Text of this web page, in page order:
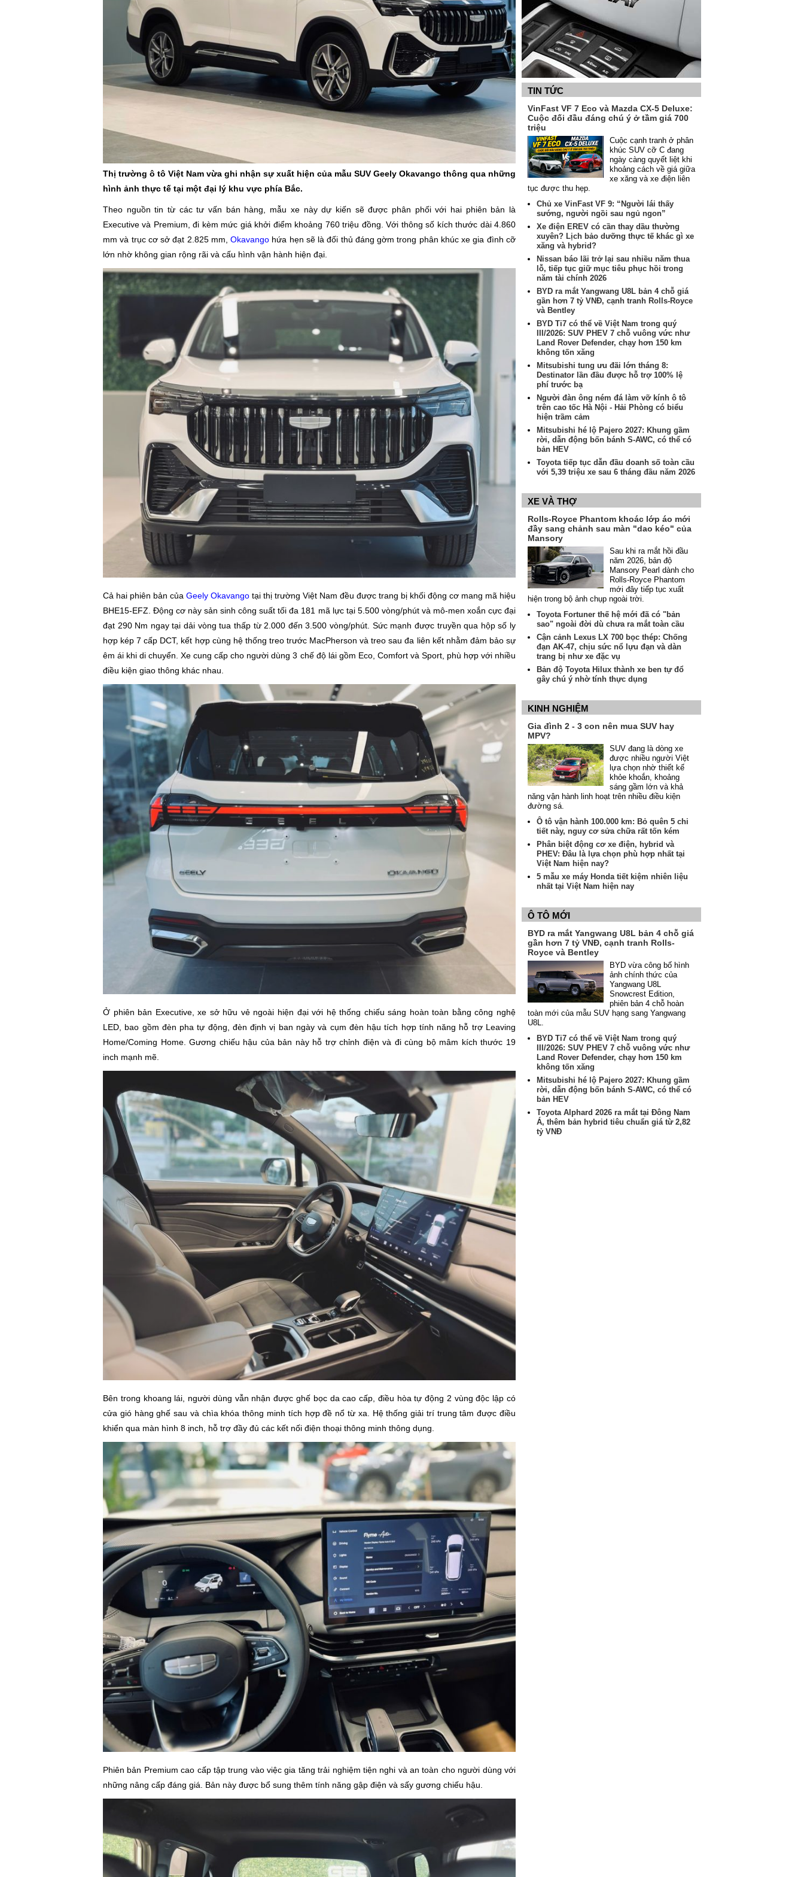
Thị trường ô tô Việt Nam vừa ghi nhận sự xuất hiện của mẫu SUV Geely Okavango thông qua những
hình ảnh thực tế tại một đại lý khu vực phía Bắc.
Theo nguồn tin từ các tư vấn bán hàng, mẫu xe này dự kiến sẽ được phân phối với hai phiên bản là
Executive và Premium, đi kèm mức giá khởi điểm khoảng 760 triệu đồng. Với thông số kích thước dài 4.860
mm và trục cơ sở đạt 2.825 mm,Okavango hứa hẹn sẽ là đối thủ đáng gờm trong phân khúc xe gia đình cỡ
lớn nhờ không gian rộng rãi và cấu hình vận hành hiện đại.
Cả hai phiên bản của Geely Okavango tại thị trường Việt Nam đều được trang bị khối động cơ mang mã hiệu
BHE15-EFZ. Động cơ này sản sinh công suất tối đa 181 mã lực tại 5.500 vòng/phút và mô-men xoắn cực đại
đạt 290 Nm ngay tại dải vòng tua thấp từ 2.000 đến 3.500 vòng/phút. Sức mạnh được truyền qua hộp số ly
hợp kép 7 cấp DCT, kết hợp cùng hệ thống treo trước MacPherson và treo sau đa liên kết nhằm đảm bảo sự
êm ái khi di chuyển. Xe cung cấp cho người dùng 3 chế độ lái gồm Eco, Comfort và Sport, phù hợp với nhiều
điều kiện giao thông khác nhau.
Ở phiên bản Executive, xe sở hữu vẻ ngoài hiện đại với hệ thống chiếu sáng hoàn toàn bằng công nghệ
LED, bao gồm đèn pha tự động, đèn định vị ban ngày và cụm đèn hậu tích hợp tính năng hỗ trợ Leaving
Home/Coming Home. Gương chiếu hậu của bản này hỗ trợ chỉnh điện và đi cùng bộ mâm kích thước 19
inch mạnh mẽ.
Bên trong khoang lái, người dùng vẫn nhận được ghế bọc da cao cấp, điều hòa tự động 2 vùng độc lập có
cửa gió hàng ghế sau và chìa khóa thông minh tích hợp đề nổ từ xa. Hệ thống giải trí trung tâm được điều
khiển qua màn hình 8 inch, hỗ trợ đầy đủ các kết nối điện thoại thông minh thông dụng.
Phiên bản Premium cao cấp tập trung vào việc gia tăng trải nghiệm tiện nghi và an toàn cho người dùng với
những nâng cấp đáng giá. Bản này được bổ sung thêm tính năng gập điện và sấy gương chiếu hậu.
TIN TỨC
VinFast VF 7 Eco và Mazda CX-5 Deluxe:
Cuộc đối đầu đáng chú ý ở tầm giá 700
triệu
Cuộc cạnh tranh ở phân
khúc SUV cỡ C đang
ngày càng quyết liệt khi
khoảng cách về giá giữa
xe xăng và xe điện liên
tục được thu hẹp.
Chủ xe VinFast VF 9: “Người lái thấy
sướng, người ngồi sau ngủ ngon”
Xe điện EREV có cần thay dầu thường
xuyên? Lịch bảo dưỡng thực tế khác gì xe
xăng và hybrid?
Nissan báo lãi trở lại sau nhiều năm thua
lỗ, tiếp tục giữ mục tiêu phục hồi trong
năm tài chính 2026
BYD ra mắt Yangwang U8L bản 4 chỗ giá
gần hơn 7 tỷ VNĐ, cạnh tranh Rolls-Royce
và Bentley
BYD Ti7 có thể về Việt Nam trong quý
III/2026: SUV PHEV 7 chỗ vuông vức như
Land Rover Defender, chạy hơn 150 km
không tốn xăng
Mitsubishi tung ưu đãi lớn tháng 8:
Destinator lần đầu được hỗ trợ 100% lệ
phí trước bạ
Người đàn ông ném đá làm vỡ kính ô tô
trên cao tốc Hà Nội - Hải Phòng có biểu
hiện trầm cảm
Mitsubishi hé lộ Pajero 2027: Khung gầm
rời, dẫn động bốn bánh S-AWC, có thể có
bản HEV
Toyota tiếp tục dẫn đầu doanh số toàn cầu
với 5,39 triệu xe sau 6 tháng đầu năm 2026
XE VÀ THỢ
Rolls-Royce Phantom khoác lớp áo mới
đầy sang chảnh sau màn "dao kéo" của
Mansory
Sau khi ra mắt hồi đầu
năm 2026, bản độ
Mansory Pearl dành cho
Rolls-Royce Phantom
mới đây tiếp tục xuất
hiện trong bộ ảnh chụp ngoài trời.
Toyota Fortuner thế hệ mới đã có "bản
sao" ngoài đời dù chưa ra mắt toàn cầu
Cận cảnh Lexus LX 700 bọc thép: Chống
đạn AK-47, chịu sức nổ lựu đạn và dàn
trang bị như xe đặc vụ
Bản độ Toyota Hilux thành xe ben tự đổ
gây chú ý nhờ tính thực dụng
KINH NGHIỆM
Gia đình 2 - 3 con nên mua SUV hay
MPV?
SUV đang là dòng xe
được nhiều người Việt
lựa chọn nhờ thiết kế
khỏe khoắn, khoảng
sáng gầm lớn và khả
năng vận hành linh hoạt trên nhiều điều kiện
đường sá.
Ô tô vận hành 100.000 km: Bỏ quên 5 chi
tiết này, nguy cơ sửa chữa rất tốn kém
Phân biệt động cơ xe điện, hybrid và
PHEV: Đâu là lựa chọn phù hợp nhất tại
Việt Nam hiện nay?
5 mẫu xe máy Honda tiết kiệm nhiên liệu
nhất tại Việt Nam hiện nay
Ô TÔ MỚI
BYD ra mắt Yangwang U8L bản 4 chỗ giá
gần hơn 7 tỷ VNĐ, cạnh tranh Rolls-
Royce và Bentley
BYD vừa công bố hình
ảnh chính thức của
Yangwang U8L
Snowcrest Edition,
phiên bản 4 chỗ hoàn
toàn mới của mẫu SUV hạng sang Yangwang
U8L.
BYD Ti7 có thể về Việt Nam trong quý
III/2026: SUV PHEV 7 chỗ vuông vức như
Land Rover Defender, chạy hơn 150 km
không tốn xăng
Mitsubishi hé lộ Pajero 2027: Khung gầm
rời, dẫn động bốn bánh S-AWC, có thể có
bản HEV
Toyota Alphard 2026 ra mắt tại Đông Nam
Á, thêm bản hybrid tiêu chuẩn giá từ 2,82
tỷ VNĐ